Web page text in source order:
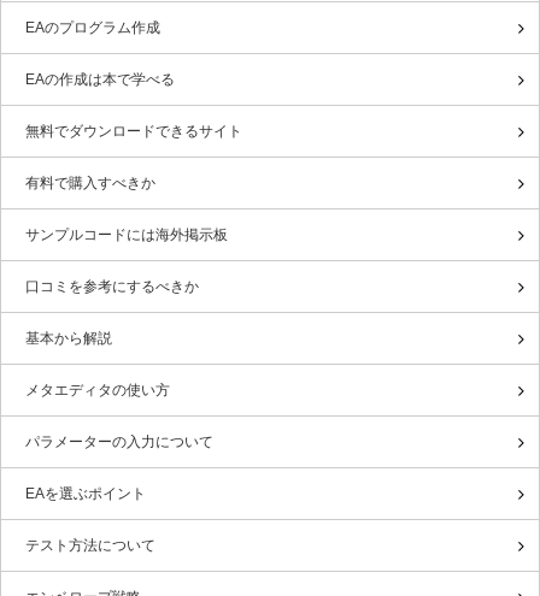
EAのプログラム作成
EAの作成は本で学べる
無料でダウンロードできるサイト
有料で購入すべきか
サンプルコードには海外掲示板
口コミを参考にするべきか
基本から解説
メタエディタの使い方
パラメーターの入力について
EAを選ぶポイント
テスト方法について